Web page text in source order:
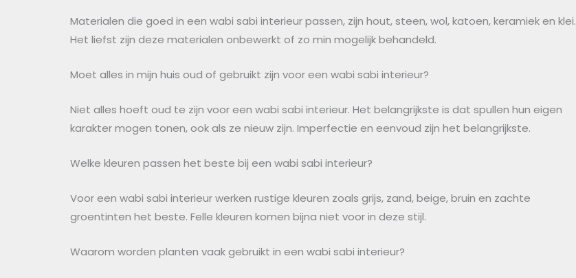
Materialen die goed in een wabi sabi interieur passen, zijn hout, steen, wol, katoen, keramiek en klei.
Het liefst zijn deze materialen onbewerkt of zo min mogelijk behandeld.
Moet alles in mijn huis oud of gebruikt zijn voor een wabi sabi interieur?
Niet alles hoeft oud te zijn voor een wabi sabi interieur. Het belangrijkste is dat spullen hun eigen
karakter mogen tonen, ook als ze nieuw zijn. Imperfectie en eenvoud zijn het belangrijkste.
Welke kleuren passen het beste bij een wabi sabi interieur?
Voor een wabi sabi interieur werken rustige kleuren zoals grijs, zand, beige, bruin en zachte
groentinten het beste. Felle kleuren komen bijna niet voor in deze stijl.
Waarom worden planten vaak gebruikt in een wabi sabi interieur?